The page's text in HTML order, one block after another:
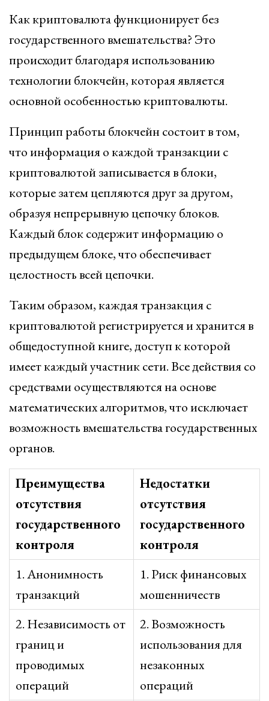
Как криптовалюта функционирует без
государственного вмешательства? Это
происходит благодаря использованию
технологии блокчейн, которая является
основной особенностью криптовалюты.
Принцип работы блокчейн состоит в том,
что информация о каждой транзакции с
криптовалютой записывается в блоки,
которые затем цепляются друг за другом,
образуя непрерывную цепочку блоков.
Каждый блок содержит информацию о
предыдущем блоке, что обеспечивает
целостность всей цепочки.
Таким образом, каждая транзакция с
криптовалютой регистрируется и хранится в
общедоступной книге, доступ к которой
имеет каждый участник сети. Все действия со
средствами осуществляются на основе
математических алгоритмов, что исключает
возможность вмешательства государственных
органов.
Преимущества
отсутствия
государственного
контроля
Недостатки
отсутствия
государственного
контроля
1. Анонимность
транзакций
1. Риск финансовых
мошенничеств
2. Независимость от
границ и
проводимых
операций
2. Возможность
использования для
незаконных
операций